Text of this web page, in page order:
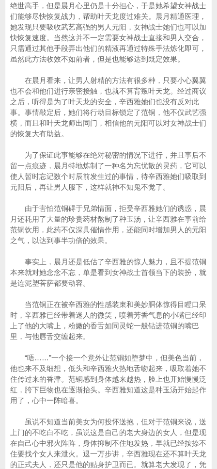
绝世高手，但是晨月心里仍是十分担心，于是她希望女神战士
们能够尽快恢复战力，帮助叶天龙度过难关。晨月精通医理，
她发现只要吸收武艺高强的男人元阳，女神战士她们也可以加
快恢复速度。当然这并不一定需要女神战士直接和男人交合，
只需通过其他手段弄出他们的精液再通过特殊手法炼化即可，
虽然此方法收效不如前者，但是也能够达到既定效果。
在晨月看来，让男人射精的方法有很多种，只要小心翼翼
也不会和他们进行亲密接触，也就不算背叛叶天龙。经过商议
之后，听得是为了叶天龙的安全，辛西雅她们也没有反对此
事。事情敲定后，她们将行动目标锁定了范铜，他不仅武艺强
横，而且和叶天龙师出同门，相信他的元阳可以对女神战士们
的恢复大有助益。
为了保证此事能够在绝对秘密的情况下进行，并且事后不
留一点痕迹，晨月特地炼制了一种名为忘忧散的灵药，它可以
使人暂时忘记数个时辰前发生过的事情，待辛西雅她们吸取到
元阳后，再让男人服下，这样就神不知鬼不觉了。
由于害怕范铜碍于兄弟情面，拒受辛西雅她们的诱惑，晨
月还耗用了大量的珍贵药材熬制了种玉汤，让辛西雅在事前给
范铜饮用，此药不仅深具催情作用，还能同时增加男人的元阳
之气，以达到事半功倍的效果。
事实上，晨月还是低估了辛西雅的惊人魅力，且不提范铜
本来就对她念念不忘，单是看到女神战士首领当下的装扮，就
是连泥塑菩萨都要动容。
当范铜正在被辛西雅的性感装束和美妙胴体惊得目瞪口呆
时，辛西雅已经带着迷人的微笑，喷着芳香气息的小嘴已经印
上了他的大嘴上，粉嫩的香舌如同灵蛇一般钻进范铜的嘴巴
里，与他唇舌交缠起来。
“唔……”一个接一个意外让范铜如堕梦中，但美色当前，
他也来不及细想，低头和辛西雅火热地舌吻起来，吸取着她不
住传过来的香津。范铜感到身体越来越热，脸上也开始慢慢泛
红，胯下巨物也在逐渐抬头。辛西雅知道这是种玉汤开始起作
用了，心中一阵暗喜。
虽说不知道当前美女为何投怀送抱，但对于范铜来说，送
上门的不吃白不吃，虽说这是自己的老大身边的女人，但是现
在自己心中邪火阵阵，身体抑制不住地发热，早就已经按捺不
住要找个女人来泄火。退一万步讲，辛西雅现在还不算叶天龙
的正式夫人，还只是他的贴身护卫而已。就算老大发现了，凭